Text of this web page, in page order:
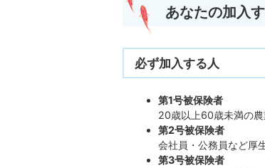
あなたの加入
必ず加入する人
第1号被保険者
20歳以上60歳未満の
第2号被保険者
会社員・公務員など厚
第3号被保険者